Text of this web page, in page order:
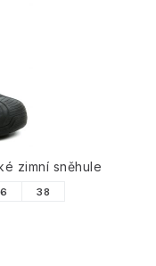
zimní sněhule
38